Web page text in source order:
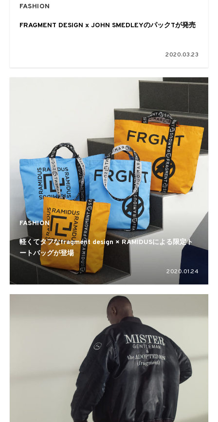
FASHION
FRAGMENT DESIGN x JOHN SMEDLEYのパックTが発売
2020.03.23
FASHION
軽くてタフなfragment design × RAMIDUSによる限定ト
ートバッグが登場
2020.01.24